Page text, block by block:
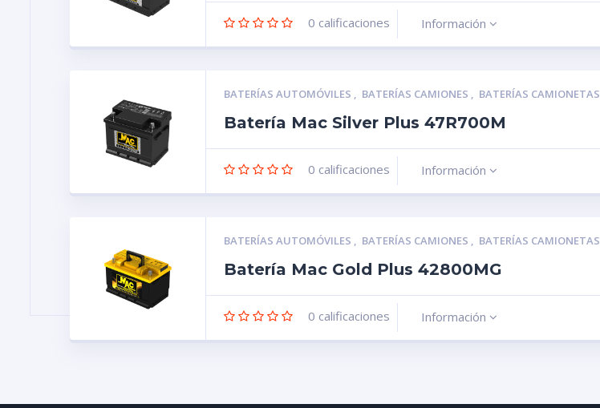
0 calificaciones Información
BATERÍAS AUTOMÓVILES , BATERÍAS CAMIONES , BATERÍAS CAMIONETAS
Batería Mac Silver Plus 47R700M
0 calificaciones Información
BATERÍAS AUTOMÓVILES , BATERÍAS CAMIONES , BATERÍAS CAMIONETAS
Batería Mac Gold Plus 42800MG
0 calificaciones Información